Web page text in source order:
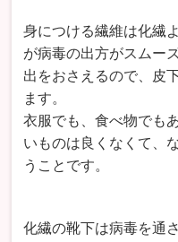
身につける繊維は化繊
が病毒の出方がスムー
出をおさえるので、皮
ます。
衣服でも、食べ物でも
いものは良くなくて、
うことです。
化繊の靴下は病毒を通